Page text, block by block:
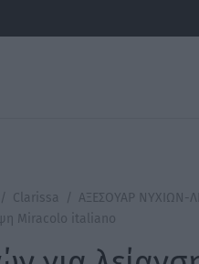
/ Clarissa / ΑΞΕΣΟΥΑΡ ΝΥΧΙΩΝ-
Miracolo italiano